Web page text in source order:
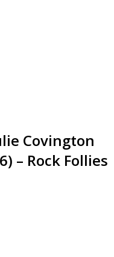
Covington
‎– Rock Follies